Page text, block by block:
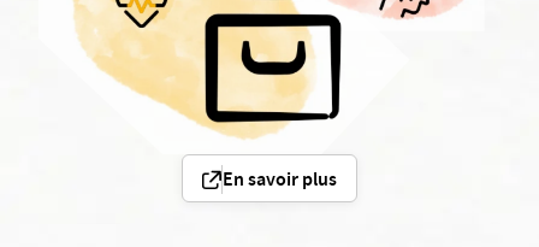
En savoir plus